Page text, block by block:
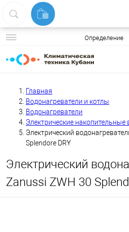
Определение
Главная
Водонагреватели и котлы
Водонагреватели
Электрические накопительные
Электрический
Splendore DRY
Электрический
Zanussi ZWH 30